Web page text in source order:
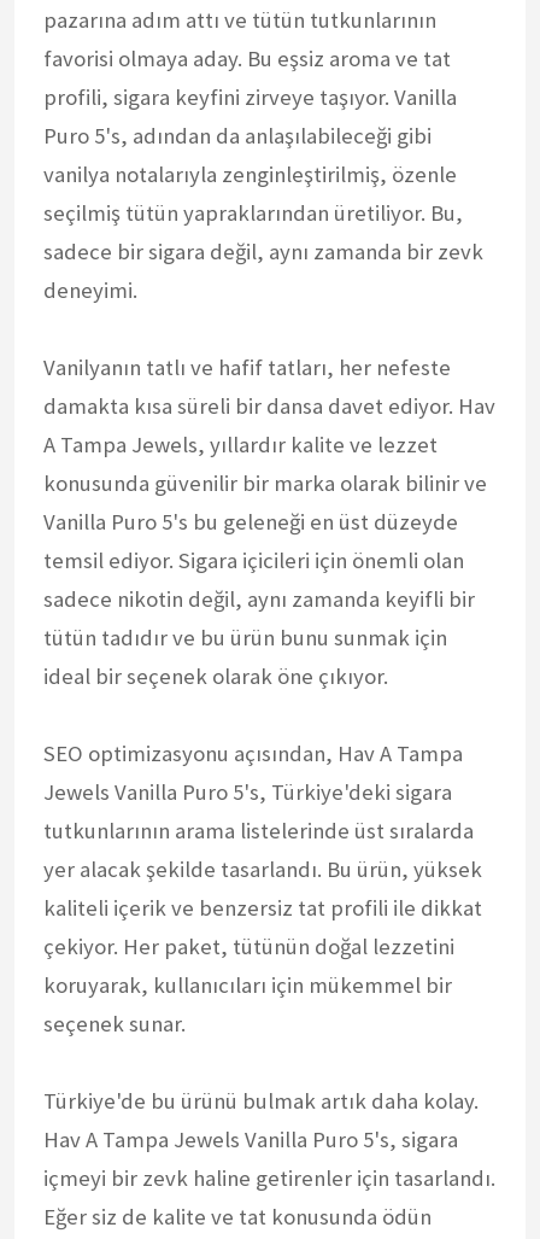
pazarına adım attı ve tütün tutkunlarının
favorisi olmaya aday. Bu eşsiz aroma ve tat
profili, sigara keyfini zirveye taşıyor. Vanilla
Puro 5's, adından da anlaşılabileceği gibi
vanilya notalarıyla zenginleştirilmiş, özenle
seçilmiş tütün yapraklarından üretiliyor. Bu,
sadece bir sigara değil, aynı zamanda bir zevk
deneyimi.
Vanilyanın tatlı ve hafif tatları, her nefeste
damakta kısa süreli bir dansa davet ediyor. Hav
A Tampa Jewels, yıllardır kalite ve lezzet
konusunda güvenilir bir marka olarak bilinir ve
Vanilla Puro 5's bu geleneği en üst düzeyde
temsil ediyor. Sigara içicileri için önemli olan
sadece nikotin değil, aynı zamanda keyifli bir
tütün tadıdır ve bu ürün bunu sunmak için
ideal bir seçenek olarak öne çıkıyor.
SEO optimizasyonu açısından, Hav A Tampa
Jewels Vanilla Puro 5's, Türkiye'deki sigara
tutkunlarının arama listelerinde üst sıralarda
yer alacak şekilde tasarlandı. Bu ürün, yüksek
kaliteli içerik ve benzersiz tat profili ile dikkat
çekiyor. Her paket, tütünün doğal lezzetini
koruyarak, kullanıcıları için mükemmel bir
seçenek sunar.
Türkiye'de bu ürünü bulmak artık daha kolay.
Hav A Tampa Jewels Vanilla Puro 5's, sigara
içmeyi bir zevk haline getirenler için tasarlandı.
Eğer siz de kalite ve tat konusunda ödün